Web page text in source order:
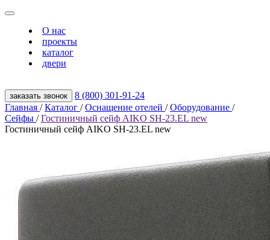
О нас
проекты
каталог
двери
заказать звонок
8 (800) 301‑91‑24
Главная / Каталог / Оснащение отелей / Оборудование /
Сейфы / Гостиничный сейф AIKO SH-23.EL new
Гостиничный сейф AIKO SH-23.EL new